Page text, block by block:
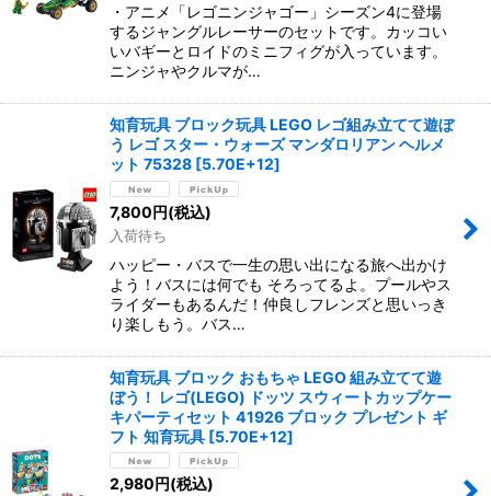
・アニメ「レゴニンジャゴー」シーズン4に登場
するジャングルレーサーのセットです。カッコい
いバギーとロイドのミニフィグが入っています。
ニンジャやクルマが…
知育玩具 ブロック玩具 LEGO レゴ組み立てて遊ぼ
う レゴ スター・ウォーズ マンダロリアン ヘルメ
ット 75328 [5.70E+12]
7,800円(税込)
入荷待ち
ハッピー・バスで一生の思い出になる旅へ出かけ
よう！バスには何でも そろってるよ。プールやス
ライダーもあるんだ！仲良しフレンズと思いっき
り楽しもう。バス…
知育玩具 ブロック おもちゃ LEGO 組み立てて遊
ぼう！ レゴ(LEGO) ドッツ スウィートカップケー
キパーティセット 41926 ブロック プレゼント ギ
フト 知育玩具 [5.70E+12]
2,980円(税込)